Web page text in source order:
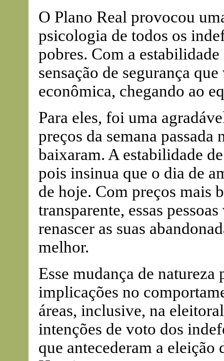
O Plano Real provocou
psicologia de todos os
pobres. Com a
sensação de segurança
econômica, chegando ao
Para eles, foi uma
preços da semana passada
baixaram. A estabilidade
pois insinua que o dia de
de hoje. Com preços mais
transparente, essas
renascer as suas
melhor.
Esse mudança de
implicações no
áreas, inclusive, na
intenções de voto dos
que antecederam a